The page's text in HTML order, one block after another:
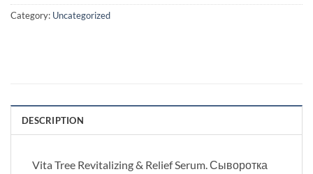
Category: Uncategorized
DESCRIPTION
Vita Tree Revitalizing & Relief Serum. Сыворотка